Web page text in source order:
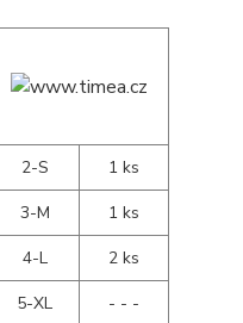
2-S
1 ks
3-M
1 ks
4-L
2 ks
5-XL
- - -